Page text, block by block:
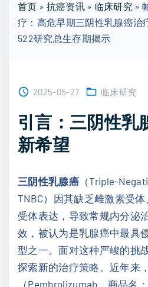
:
首页 » 抗癌资讯» 临床研究 »
疗：高危早期三阴性乳腺癌治
522研究总生存期揭示
2025-05-27 临床研究
引言：三阴性乳
新希望
三阴性乳腺癌（Triple-
TNBC）因其缺乏雌激素受
受体表达，导致常规内分泌
效，被认为是乳腺癌中最具
型之一。面对这种严峻的挑
探索新的治疗策略。近年来
（Pembrolizumab，商品名